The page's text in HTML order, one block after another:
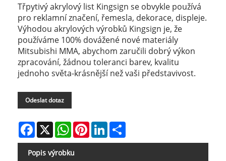
Třpytivý akrylový list Kingsign se obvykle používá
pro reklamní značení, řemesla, dekorace, displeje.
Výhodou akrylových výrobků Kingsign je, že
používáme 100% dovážené nové materiály
Mitsubishi MMA, abychom zaručili dobrý výkon
zpracování, žádnou toleranci barev, kvalitu
jednoho světa-krásnější než vaši představivost.
Odeslat dotaz
Facebook
X WhatsAppPinterestLinkedIn
Popis výrobku